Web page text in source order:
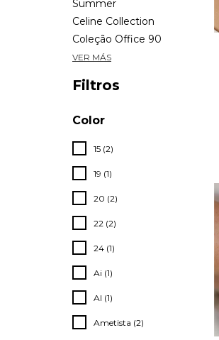
Summer
Celine Collection
Coleção Office 90
VER MÁS
Filtros
Color
15 (2)
19 (1)
20 (2)
22 (2)
24 (1)
Ai (1)
Al (1)
Ametista (2)